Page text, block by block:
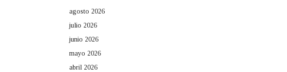
agosto 2026
julio 2026
junio 2026
mayo 2026
abril 2026